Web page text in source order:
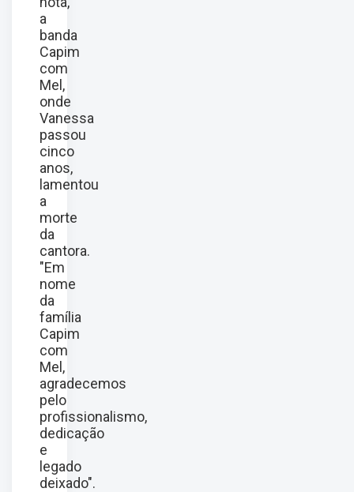
a
banda
Capim
com
Mel,
onde
Vanessa
passou
cinco
anos,
lamentou
a
morte
da
cantora.
"Em
nome
da
família
Capim
com
Mel,
agradecemos
pelo
profissionalismo,
dedicação
e
legado
deixado".